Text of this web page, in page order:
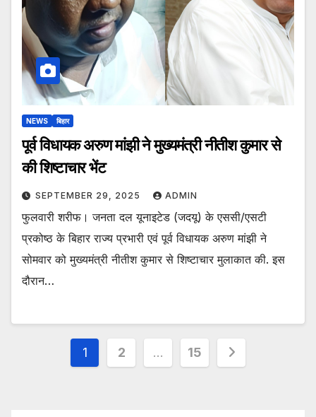
NEWS बिहार
पूर्व विधायक अरुण मांझी ने मुख्यमंत्री नीतीश कुमार से
की शिष्टाचार भेंट
SEPTEMBER 29, 2025 ADMIN
फुलवारी शरीफ। जनता दल यूनाइटेड (जदयू) के एससी/एसटी
प्रकोष्ठ के बिहार राज्य प्रभारी एवं पूर्व विधायक अरुण मांझी ने
सोमवार को मुख्यमंत्री नीतीश कुमार से शिष्टाचार मुलाकात की. इस
दौरान…
Posts
1 2 … 15